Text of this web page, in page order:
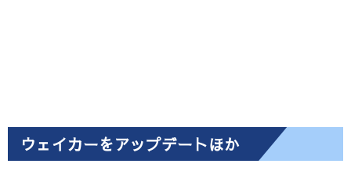
ウェイカーをアップデートほか